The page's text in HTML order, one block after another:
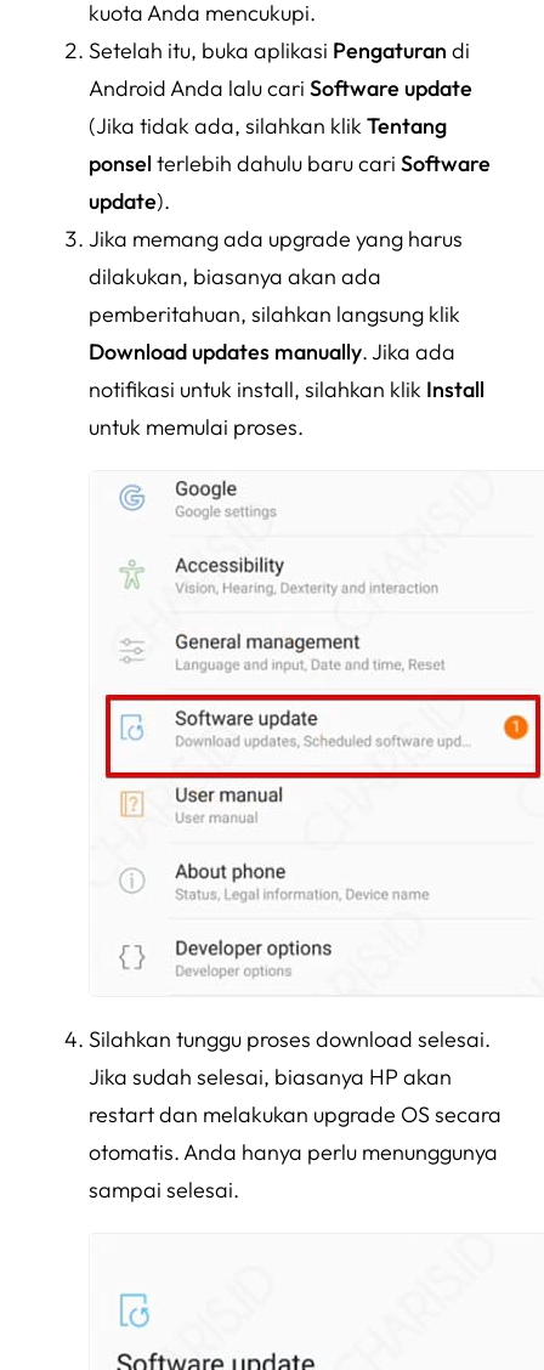
kuota Anda mencukupi.
Setelah itu, buka aplikasi Pengaturan di
Android Anda lalu cari Software update
(Jika tidak ada, silahkan klik Tentang
ponsel terlebih dahulu baru cari Software
update).
Jika memang ada upgrade yang harus
dilakukan, biasanya akan ada
pemberitahuan, silahkan langsung klik
Download updates manually. Jika ada
notifikasi untuk install, silahkan klik Install
untuk memulai proses.
Silahkan tunggu proses download selesai.
Jika sudah selesai, biasanya HP akan
restart dan melakukan upgrade OS secara
otomatis. Anda hanya perlu menunggunya
sampai selesai.